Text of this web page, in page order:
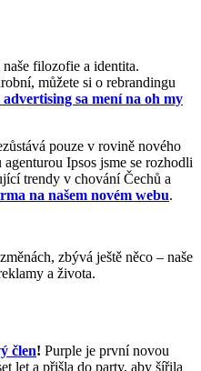
filozofie a identita.
můžete si o rebrandingu
advertising sa mení na oh my
pouze v rovině nového
Ipsos jsme se rozhodli
trendy v chování Čechů a
na našem novém webu.
zbývá ještě něco – naše
a života.
člen! Purple je první novou
let a přišla do party, aby šířila